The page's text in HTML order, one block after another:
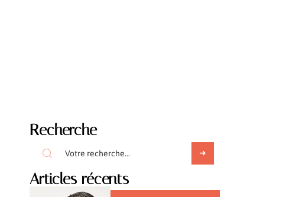
Recherche
Articles récents